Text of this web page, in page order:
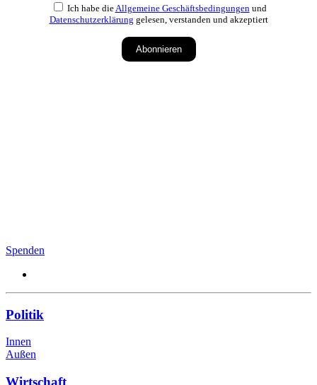
Ich habe die Allgemeine Geschäftsbedingungen und
Datenschutzerklärung gelesen, verstanden und akzeptiert
Abonnieren
Spenden
Politik
Innen
Außen
Wirtschaft